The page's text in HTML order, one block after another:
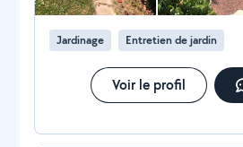
Jardinage Entretien de jardin
Voir le profil